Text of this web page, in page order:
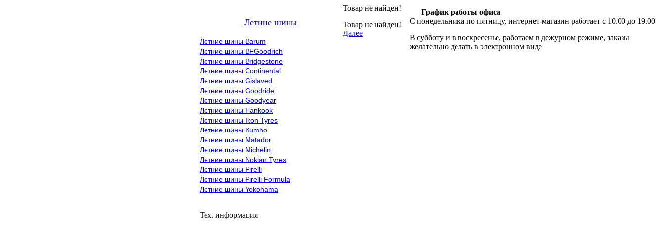
Летние шины
Летние шины Barum
Летние шины BFGoodrich
Летние шины Bridgestone
Летние шины Continental
Летние шины Gislaved
Летние шины Goodride
Летние шины Goodyear
Летние шины Hankook
Летние шины Ikon Tyres
Летние шины Kumho
Летние шины Matador
Летние шины Michelin
Летние шины Nokian Tyres
Летние шины Pirelli
Летние шины Pirelli Formula
Летние шины Yokohama
Тех. информация
Товар не найден!
Товар не найден!
Далее
График работы офиса
С понедельника по пятницу, интернет-магазин работает с 10.00 до 19.00
В субботу и в воскресенье, работаем в дежурном режиме, заказы
желательно делать в электронном виде